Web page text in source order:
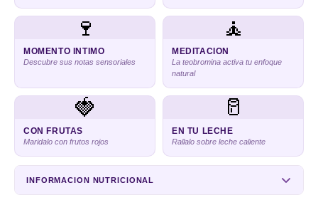
🍷
MOMENTO INTIMO
Descubre sus notas sensoriales
🧘
MEDITACION
La teobromina activa tu enfoque
natural
🍓
CON FRUTAS
Maridalo con frutos rojos
🥛
EN TU LECHE
Rallalo sobre leche caliente
INFORMACION NUTRICIONAL